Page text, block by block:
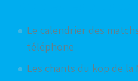
Le calendrier des
téléphone
Les chants du kop de la